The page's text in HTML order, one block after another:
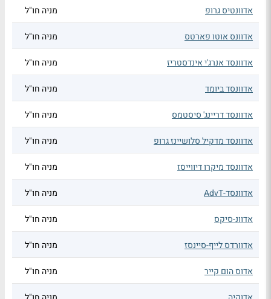
אדוונטיס גרופ מניה חו"ל
אדוונס אוטו פארטס מניה חו"ל
אדוונסד אנרג'י אינדסטריז מניה חו"ל
אדוונסד ביומד מניה חו"ל
אדוונסד דריינג' סיסטמס מניה חו"ל
אדוונסד מדקיל סלושיינז גרופ מניה חו"ל
אדוונסד מיקרו דיווייסז מניה חו"ל
אדוונסד-AdvT מניה חו"ל
אדוונ-סיקס מניה חו"ל
אדוורדס לייף-סיינסז מניה חו"ל
אדוס הום קייר מניה חו"ל